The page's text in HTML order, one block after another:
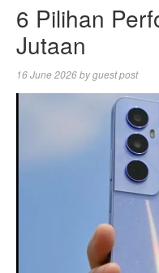
6 Pilihan
Jutaan
16 June 2026byguest post